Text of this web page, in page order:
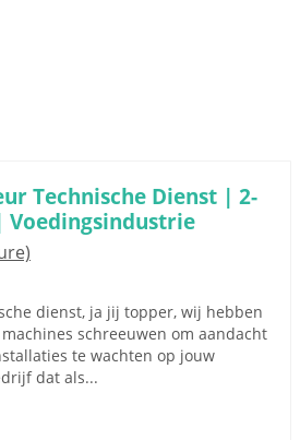
Technische Dienst | 2-
Voedingsindustrie
dienst, ja jij topper, wij hebben
schreeuwen om aandacht
te wachten op jouw
dat als...